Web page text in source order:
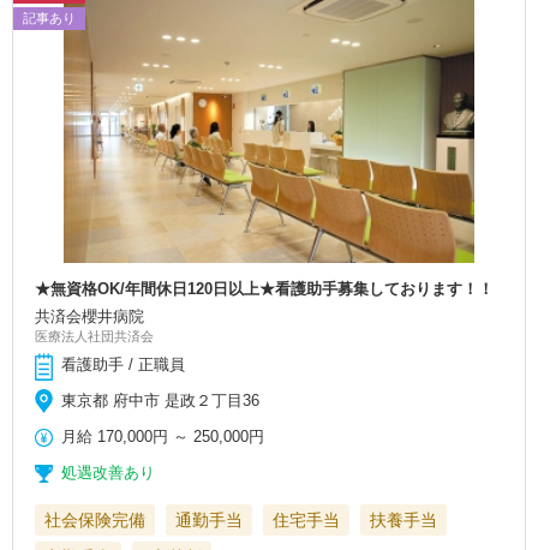
記事あり
★無資格OK/年間休日120日以上★看護助手募集しております！！
共済会櫻井病院
医療法人社団共済会
看護助手 / 正職員
東京都 府中市 是政２丁目36
月給 170,000円 ～250,000円
処遇改善あり
社会保険完備 通勤手当 住宅手当
扶養手当